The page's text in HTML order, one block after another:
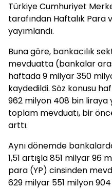
Türkiye Cumhuriyet
tarafından Haftalık Para
yayımlandı.
Buna göre, bankacılık
mevduatta (bankalar
haftada 9 milyar 350
kaydedildi. Söz konusu
962 milyon 408 bin liraya
toplam mevduatı, bir
arttı.
Aynı dönemde
1,51 artışla 851 milyar 96
para (YP) cinsinden
629 milyar 551 milyon 904